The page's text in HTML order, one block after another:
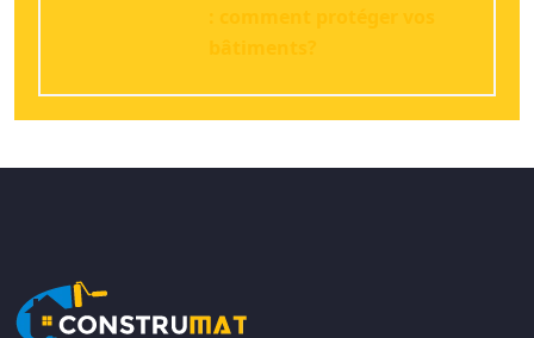
: comment protéger vos
bâtiments?